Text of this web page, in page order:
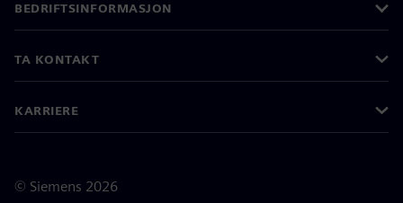
BEDRIFTSINFORMASJON
TA KONTAKT
KARRIERE
© Siemens 2026